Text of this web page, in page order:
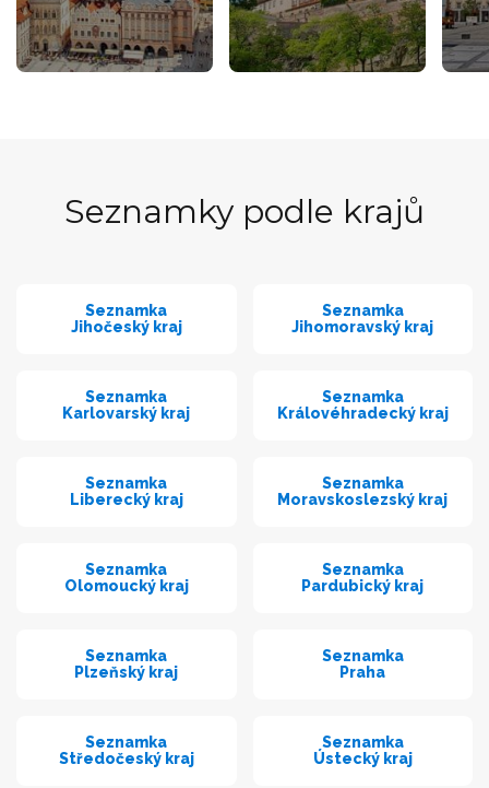
Seznamky podle krajů
Seznamka
Jihočeský kraj
Seznamka
Jihomoravský kraj
Seznamka
Karlovarský kraj
Seznamka
Královéhradecký kraj
Seznamka
Liberecký kraj
Seznamka
Moravskoslezský kraj
Seznamka
Olomoucký kraj
Seznamka
Pardubický kraj
Seznamka
Plzeňský kraj
Seznamka
Praha
Seznamka
Středočeský kraj
Seznamka
Ústecký kraj